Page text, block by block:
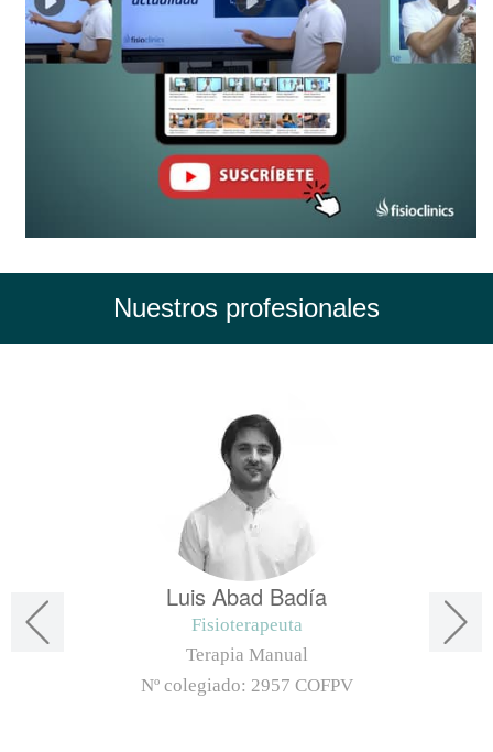
Nuestros profesionales
Luis Abad Badía
Fisioterapeuta
Terapia Manual
Nº colegiado: 2957 COFPV